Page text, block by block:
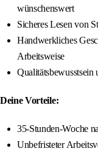
wünschenswert
Sicheres Lesen von
Handwerkliches
Arbeitsweise
Qualitätsbewusstsein
Deine Vorteile:
35-Stunden-Woche
Unbefristeter